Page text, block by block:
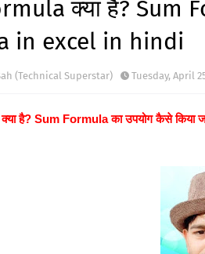
क्या है? Sum
in excel in hindi
(Technical Superstar) Tuesday, April
है? Sum Formula का उपयोग कैसे किया